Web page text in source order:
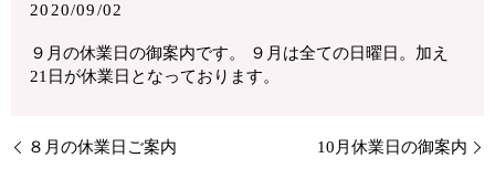
2020/09/02
９月の休業日の御案内です。 ９月は全ての日曜日。加え
21日が休業日となっております。
８月の休業日ご案内 10月休業日の御案内